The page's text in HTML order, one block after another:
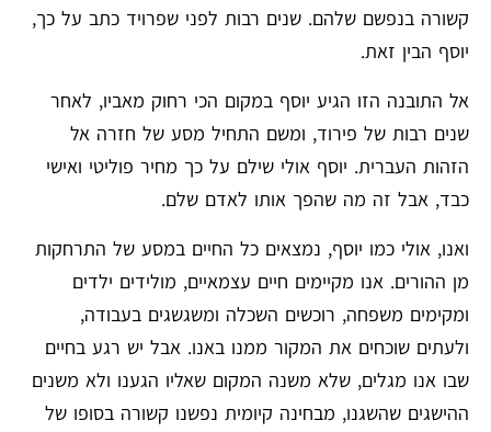
קשורה בנפשם שלהם. שנים רבות לפני שפרויד כתב על כך,
יוסף הבין זאת.
אל התובנה הזו הגיע יוסף במקום הכי רחוק מאביו, לאחר
שנים רבות של פירוד, ומשם התחיל מסע של חזרה אל
הזהות העברית. יוסף אולי שילם על כך מחיר פוליטי ואישי
כבד, אבל זה מה שהפך אותו לאדם שלם.
ואנו, אולי כמו יוסף, נמצאים כל החיים במסע של התרחקות
מן ההורים. אנו מקיימים חיים עצמאיים, מולידים ילדים
ומקימים משפחה, רוכשים השכלה ומשגשגים בעבודה,
ולעתים שוכחים את המקור ממנו באנו. אבל יש רגע בחיים
שבו אנו מגלים, שלא משנה המקום שאליו הגענו ולא משנים
ההישגים שהשגנו, מבחינה קיומית נפשנו קשורה בסופו של